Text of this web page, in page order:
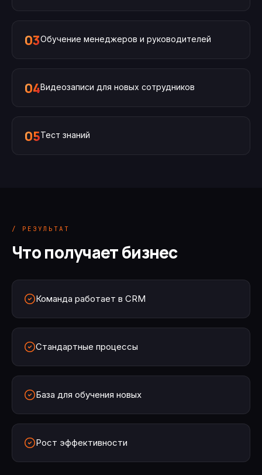
03Обучение менеджеров и руководителей
04Видеозаписи для новых сотрудников
05Тест знаний
/ РЕЗУЛЬТАТ
Что получает бизнес
Команда работает в CRM
Стандартные процессы
База для обучения новых
Рост эффективности